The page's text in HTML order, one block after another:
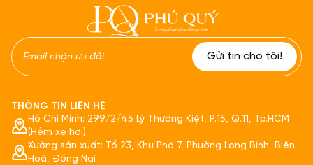
THÔNG TIN LIÊN HỆ
Hồ Chí Minh: 299/2/45 Lý Thường Kiệt, P.15, Q.11, Tp.HCM
(Hẻm xe hơi)
Xưởng sản xuất: Tổ 23, Khu Phố 7, Phường Long Bình, Biên
Hoà, Đồng Nai